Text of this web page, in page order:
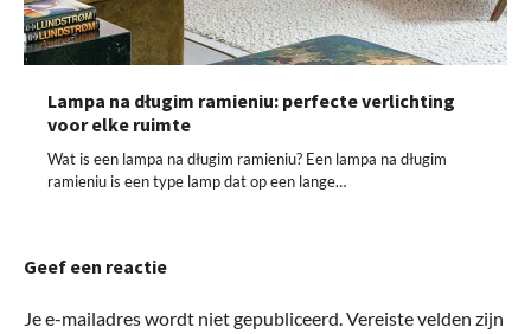
Lampa na długim ramieniu: perfecte verlichting
voor elke ruimte
Wat is een lampa na długim ramieniu? Een lampa na długim
ramieniu is een type lamp dat op een lange…
Geef een reactie
Je e-mailadres wordt niet gepubliceerd.Vereiste velden zijn